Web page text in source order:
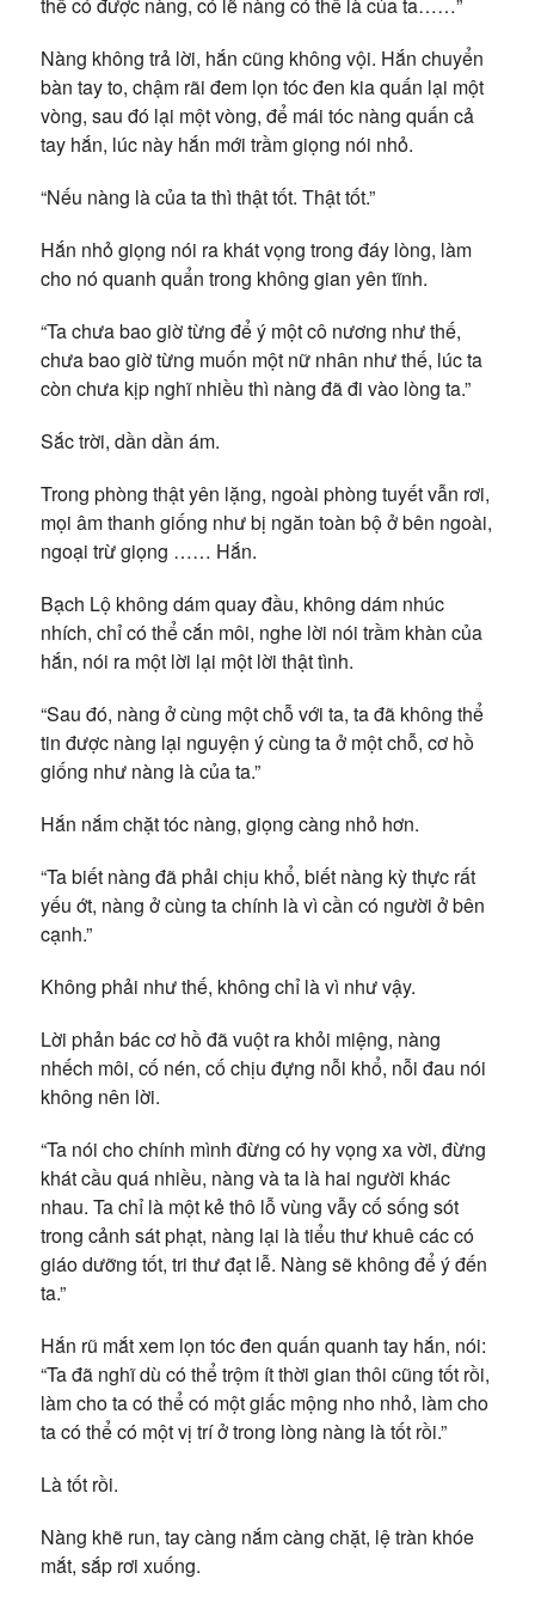
Nàng không trả lời, hắn cũng không vội. Hắn chuyển
bàn tay to, chậm rãi đem lọn tóc đen kia quấn lại một
vòng, sau đó lại một vòng, để mái tóc nàng quấn cả
tay hắn, lúc này hắn mới trầm giọng nói nhỏ.
“Nếu nàng là của ta thì thật tốt. Thật tốt.”
Hắn nhỏ giọng nói ra khát vọng trong đáy lòng, làm
cho nó quanh quẩn trong không gian yên tĩnh.
“Ta chưa bao giờ từng để ý một cô nương như thế,
chưa bao giờ từng muốn một nữ nhân như thế, lúc ta
còn chưa kịp nghĩ nhiều thì nàng đã đi vào lòng ta.”
Sắc trời, dần dần ám.
Trong phòng thật yên lặng, ngoài phòng tuyết vẫn rơi,
mọi âm thanh giống như bị ngăn toàn bộ ở bên ngoài,
ngoại trừ giọng …… Hắn.
Bạch Lộ không dám quay đầu, không dám nhúc
nhích, chỉ có thể cắn môi, nghe lời nói trầm khàn của
hắn, nói ra một lời lại một lời thật tình.
“Sau đó, nàng ở cùng một chỗ với ta, ta đã không thể
tin được nàng lại nguyện ý cùng ta ở một chỗ, cơ hồ
giống như nàng là của ta.”
Hắn nắm chặt tóc nàng, giọng càng nhỏ hơn.
“Ta biết nàng đã phải chịu khổ, biết nàng kỳ thực rất
yếu ớt, nàng ở cùng ta chính là vì cần có người ở bên
cạnh.”
Không phải như thế, không chỉ là vì như vậy.
Lời phản bác cơ hồ đã vuột ra khỏi miệng, nàng
nhếch môi, cố nén, cố chịu đựng nỗi khổ, nỗi đau nói
không nên lời.
“Ta nói cho chính mình đừng có hy vọng xa vời, đừng
khát cầu quá nhiều, nàng và ta là hai người khác
nhau. Ta chỉ là một kẻ thô lỗ vùng vẫy cố sống sót
trong cảnh sát phạt, nàng lại là tiểu thư khuê các có
giáo dưỡng tốt, tri thư đạt lễ. Nàng sẽ không để ý đến
ta.”
Hắn rũ mắt xem lọn tóc đen quấn quanh tay hắn, nói:
“Ta đã nghĩ dù có thể trộm ít thời gian thôi cũng tốt rồi,
làm cho ta có thể có một giấc mộng nho nhỏ, làm cho
ta có thể có một vị trí ở trong lòng nàng là tốt rồi.”
Là tốt rồi.
Nàng khẽ run, tay càng nắm càng chặt, lệ tràn khóe
mắt, sắp rơi xuống.